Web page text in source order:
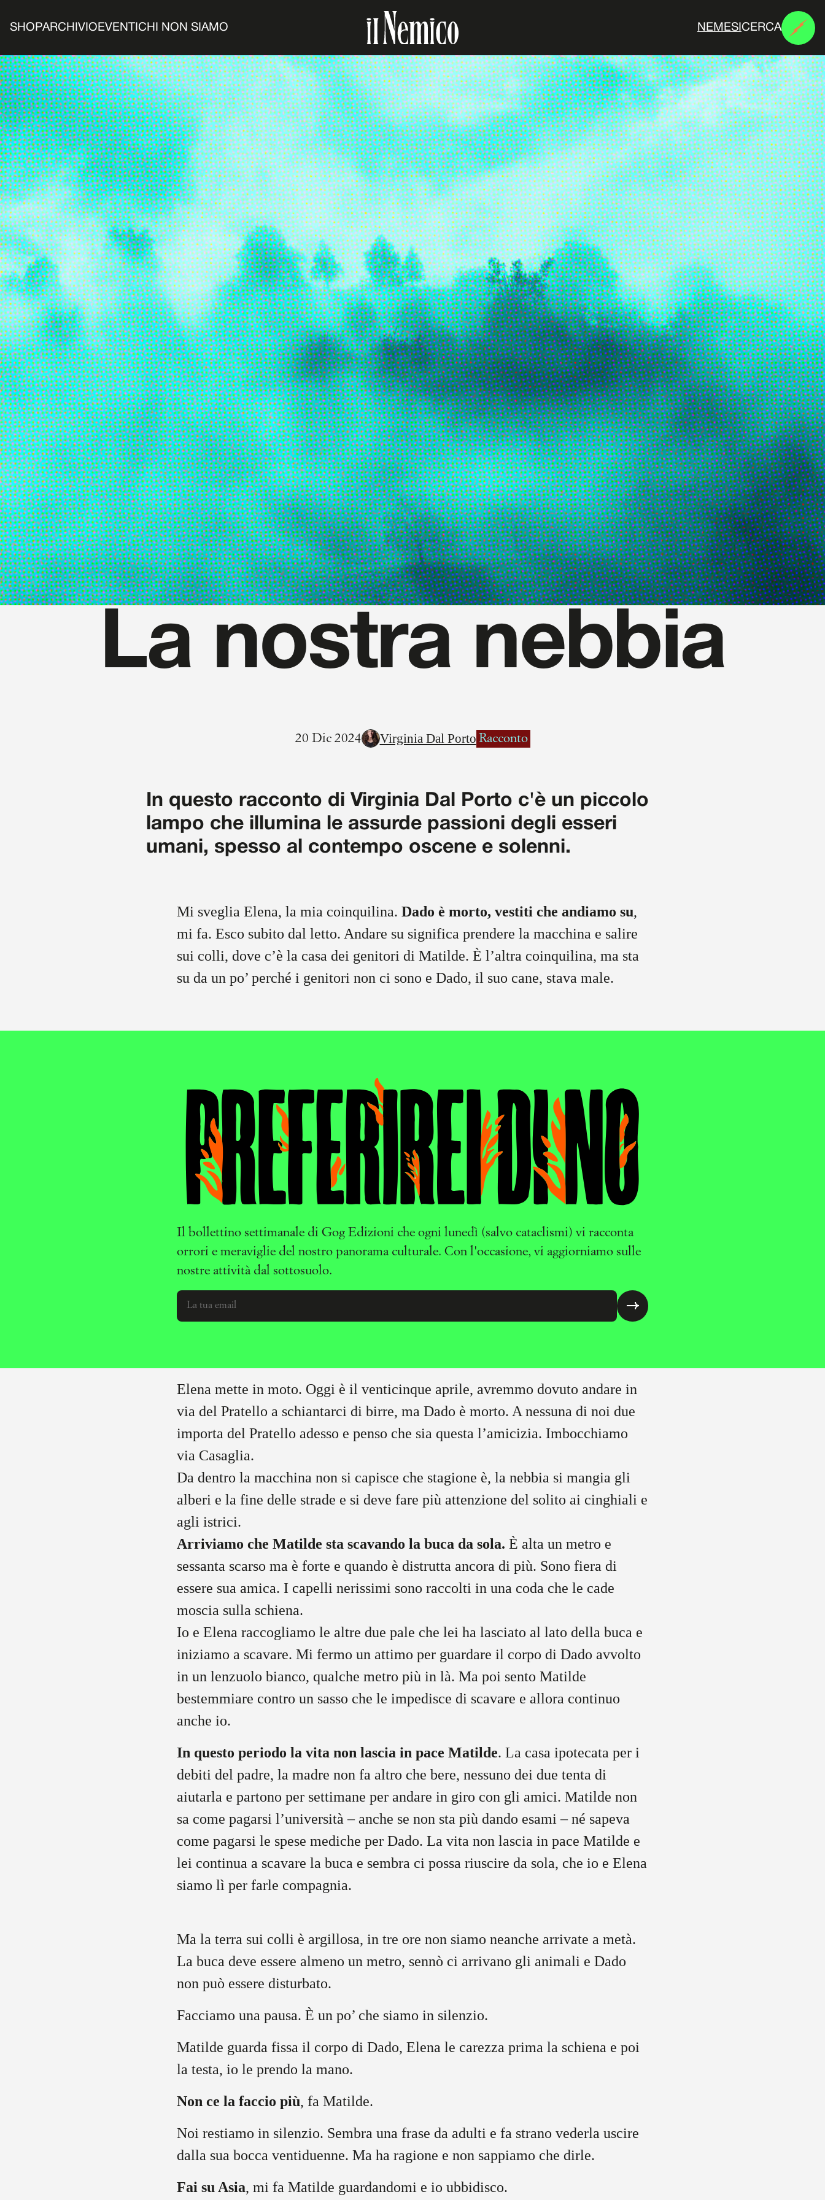
SHOPARCHIVIO EVENTI CHI NON SIAMO N E M ES CERCA
La nostra nebbia
20 Dic 2024 Virginia Dal Porto Racconto
In questo racconto di Virginia Dal Porto c'è un piccolo
lampo che illumina le assurde passioni degli esseri
umani, spesso al contempo oscene e solenni.
Mi sveglia Elena, la mia coinquilina. Dado è morto, vestiti che andiamo su,
mi fa. Esco subito dal letto. Andare su significa prendere la macchina e salire
sui colli, dove c’è la casa dei genitori di Matilde. È l’altra coinquilina, ma sta
su da un po’ perché i genitori non ci sono e Dado, il suo cane, stava male.
Il bollettino settimanale di Gog Edizioni che ogni lunedì (salvo cataclismi) vi racconta
orrori e meraviglie del nostro panorama culturale. Con l'occasione, vi aggiorniamo sulle
nostre attività dal sottosuolo.
Elena mette in moto. Oggi è il venticinque aprile, avremmo dovuto andare in
via del Pratello a schiantarci di birre, ma Dado è morto. A nessuna di noi due
importa del Pratello adesso e penso che sia questa l’amicizia. Imbocchiamo
via Casaglia.
Da dentro la macchina non si capisce che stagione è, la nebbia si mangia gli
alberi e la fine delle strade e si deve fare più attenzione del solito ai cinghiali e
agli istrici.
Arriviamo che Matilde sta scavando la buca da sola. È alta un metro e
sessanta scarso ma è forte e quando è distrutta ancora di più. Sono fiera di
essere sua amica. I capelli nerissimi sono raccolti in una coda che le cade
moscia sulla schiena.
Io e Elena raccogliamo le altre due pale che lei ha lasciato al lato della buca e
iniziamo a scavare. Mi fermo un attimo per guardare il corpo di Dado avvolto
in un lenzuolo bianco, qualche metro più in là. Ma poi sento Matilde
bestemmiare contro un sasso che le impedisce di scavare e allora continuo
anche io.
In questo periodo la vita non lascia in pace Matilde. La casa ipotecata per i
debiti del padre, la madre non fa altro che bere, nessuno dei due tenta di
aiutarla e partono per settimane per andare in giro con gli amici. Matilde non
sa come pagarsi l’università – anche se non sta più dando esami – né sapeva
come pagarsi le spese mediche per Dado. La vita non lascia in pace Matilde e
lei continua a scavare la buca e sembra ci possa riuscire da sola, che io e Elena
siamo lì per farle compagnia.
Ma la terra sui colli è argillosa, in tre ore non siamo neanche arrivate a metà.
La buca deve essere almeno un metro, sennò ci arrivano gli animali e Dado
non può essere disturbato.
Facciamo una pausa. È un po’ che siamo in silenzio.
Matilde guarda fissa il corpo di Dado, Elena le carezza prima la schiena e poi
la testa, io le prendo la mano.
Non ce la faccio più, fa Matilde.
Noi restiamo in silenzio. Sembra una frase da adulti e fa strano vederla uscire
dalla sua bocca ventiduenne. Ma ha ragione e non sappiamo che dirle.
Fai su Asia, mi fa Matilde guardandomi e io ubbidisco.